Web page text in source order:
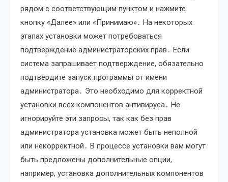
рядом с соответствующим пунктом и нажмите
кнопку «Далее» или «Принимаю»․ На некоторых
этапах установки может потребоваться
подтверждение администраторских прав․ Если
система запрашивает подтверждение, обязательно
подтвердите запуск программы от имени
администратора․ Это необходимо для корректной
установки всех компонентов антивируса․ Не
игнорируйте эти запросы, так как без прав
администратора установка может быть неполной
или некорректной․ В процессе установки вам могут
быть предложены дополнительные опции,
например, установка дополнительных компонентов